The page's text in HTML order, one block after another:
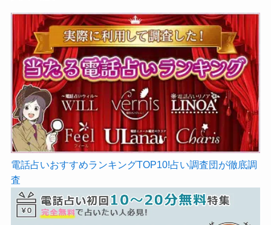
電話占いおすすめランキングTOP10!占い調査団が徹底調
査